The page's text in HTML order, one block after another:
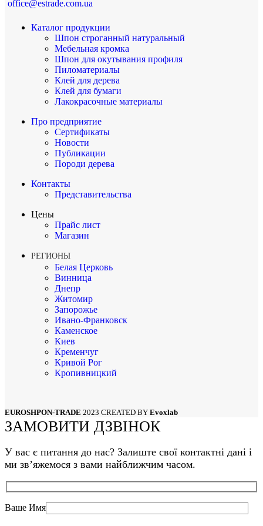
office@estrade.com.ua
Каталог продукции
Шпон строганный натуральный
Мебельная кромка
Шпон для окутывания профиля
Пиломатериалы
Клей для дерева
Клей для бумаги
Лакокрасочные материалы
Про предприятие
Сертификаты
Новости
Публикации
Породи дерева
Контакты
Представительства
Цены
Прайс лист
Магазин
РЕГИОНЫ
Белая Церковь
Винница
Днепр
Житомир
Запорожье
Ивано-Франковск
Каменское
Киев
Кременчуг
Кривой Рог
Кропивницкий
Николаев
Одесса
Тернополь
Харьков
Хмельницкий
Черкассы
EUROSHPON-TRADE 2023 CREATED BY Evoxlab
ЗАМОВИТИ ДЗВІНОК
У вас є питання до нас? Залиште свої контактні дані і
ми звʼяжемося з вами найближчим часом.
Ваше Имя